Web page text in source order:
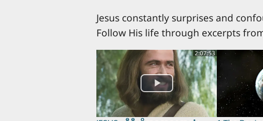
Jesus constantly surprises and
Follow His life through excerpts
2:07:53